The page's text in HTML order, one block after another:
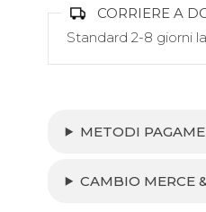
CORRIERE A
Standard 2-8 giorni
METODI
CAMBIO MERCE